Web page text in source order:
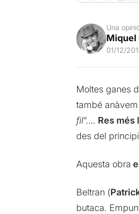
Una
Miquel
01/12/
Moltes ganes
també
fil“…. Res més
des del
Aquesta obra
Beltran (
butaca.